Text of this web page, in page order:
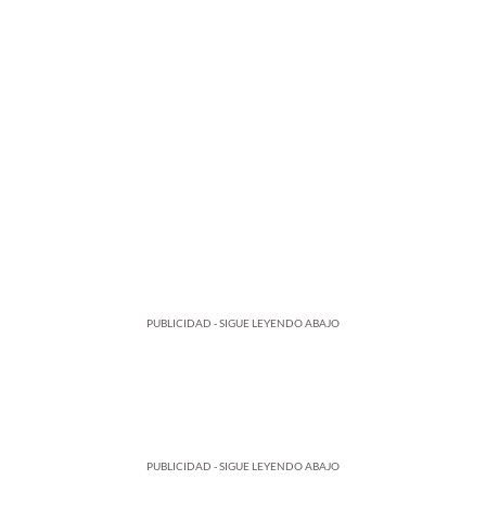
PUBLICIDAD - SIGUE LEYENDO ABAJO
PUBLICIDAD - SIGUE LEYENDO ABAJO